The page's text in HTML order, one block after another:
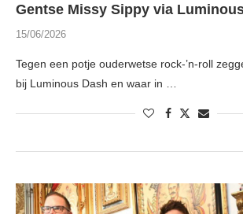
Gentse Missy Sippy via
15/06/2026
Tegen een potje ouderwetse rock-’n-roll
bij Luminous Dash en waar in …